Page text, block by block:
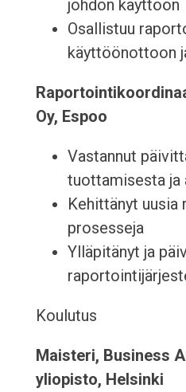
johdon käyttöön
Osallistuu
käyttöönottoon
Oy, Espoo
Vastannut
tuottamisesta ja
Kehittänyt
prosesseja
Ylläpitänyt ja
Koulutus
Maisteri, Business
yliopisto, Helsinki